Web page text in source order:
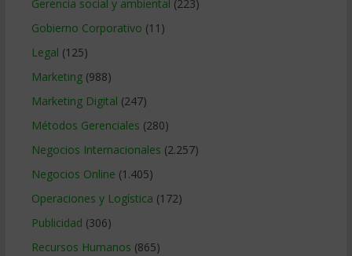
Gerencia social y ambiental (223)
Gobierno Corporativo (11)
Legal (125)
Marketing(988)
Marketing Digital (247)
Métodos Gerenciales (280)
Negocios Internacionales (2.257)
Negocios Online (1.405)
Operaciones y Logística (172)
Publicidad (306)
Recursos Humanos (865)